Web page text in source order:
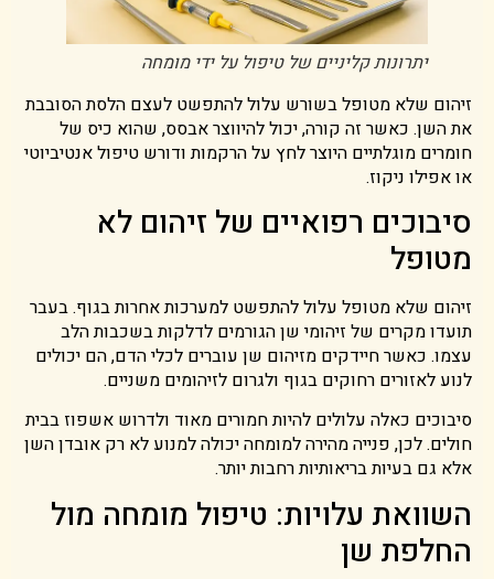
יתרונות קליניים של טיפול על ידי מומחה
זיהום שלא מטופל בשורש עלול להתפשט לעצם הלסת הסובבת
את השן. כאשר זה קורה, יכול להיווצר אבסס, שהוא כיס של
חומרים מוגלתיים היוצר לחץ על הרקמות ודורש טיפול אנטיביוטי
או אפילו ניקוז.
סיבוכים רפואיים של זיהום לא
מטופל
זיהום שלא מטופל עלול להתפשט למערכות אחרות בגוף. בעבר
תועדו מקרים של זיהומי שן הגורמים לדלקות בשכבות הלב
עצמו. כאשר חיידקים מזיהום שן עוברים לכלי הדם, הם יכולים
לנוע לאזורים רחוקים בגוף ולגרום לזיהומים משניים.
סיבוכים כאלה עלולים להיות חמורים מאוד ולדרוש אשפוז בבית
חולים. לכן, פנייה מהירה למומחה יכולה למנוע לא רק אובדן השן
אלא גם בעיות בריאותיות רחבות יותר.
השוואת עלויות: טיפול מומחה מול
החלפת שן